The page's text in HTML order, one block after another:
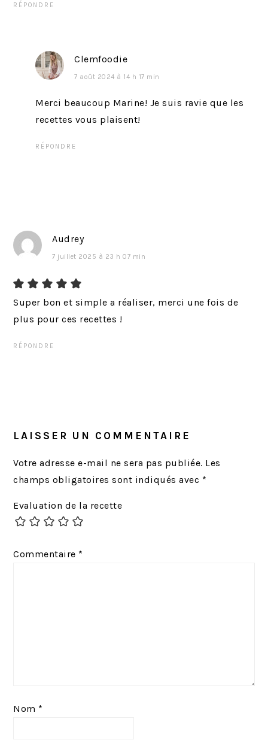
RÉPONDRE
Clemfoodie
7 août 2024 à 14 h 17 min
Merci beaucoup Marine! Je suis ravie que les
recettes vous plaisent!
RÉPONDRE
Audrey
7 juillet 2025 à 23 h 07 min
Super bon et simple a réaliser, merci une fois de
plus pour ces recettes !
RÉPONDRE
LAISSER UN COMMENTAIRE
Votre adresse e-mail ne sera pas publiée. Les
champs obligatoires sont indiqués avec *
Evaluation de la recette
Commentaire *
Nom *